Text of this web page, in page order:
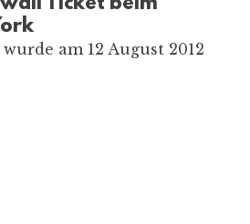
am 12 August 2012